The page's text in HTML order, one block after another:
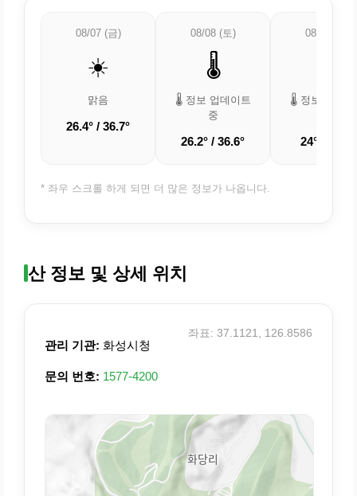
08/07 (금)
☀️
맑음
26.4° / 36.7°
08/08 (토)
🌡️
🌡️ 정보 업데이트
중
26.2° / 36.6°
08/09 (일)
🌡️ 정보 업데이
24° / 33.2°
* 좌우 스크롤 하게 되면 더 많은 정보가 나옵니다.
산 정보 및 상세 위치
관리 기관: 화성시청
문의 번호: 1577-4200
좌표: 37.1121, 126.8586